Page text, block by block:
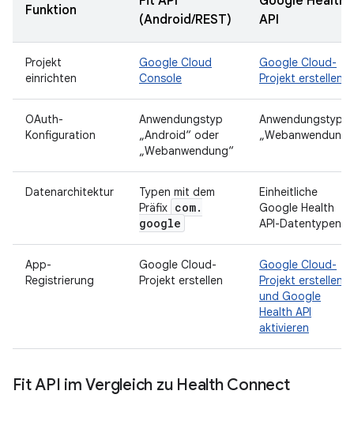
Funktion
(Android/REST)
API
Projekt
einrichten
Google Cloud
Console
Google Cloud-
Projekt erstellen
OAuth-
Konfiguration
Anwendungstyp
„Android“ oder
„Webanwendung“
Anwendungstyp
„Webanwendung“
Datenarchitektur
Typen mit dem
Präfix com.
google
Einheitliche
Google Health
API-Datentypen
App-
Registrierung
Google Cloud-
Projekt erstellen
Google Cloud-
Projekt erstellen
und Google
Health API
aktivieren
Fit API im Vergleich zu Health Connect